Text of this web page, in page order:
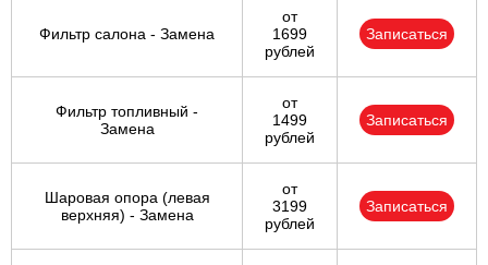
Фильтр салона - Замена
от
1699
рублей
Записаться
Фильтр топливный -
Замена
от
1499
рублей
Записаться
Шаровая опора (левая
верхняя) - Замена
от
3199
рублей
Записаться